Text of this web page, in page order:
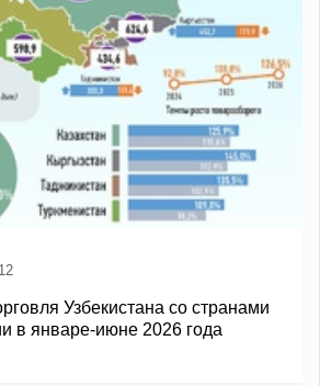
Узбекистана со странами
в январе-июне 2026 года